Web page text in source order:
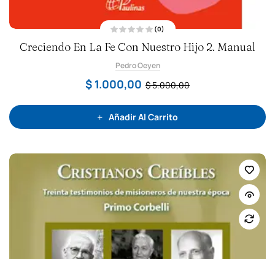
a
l
d
o
n
0
d
(0)
Creciendo En La Fe Con Nuestro Hijo 2. Manual
Pedro Oeyen
$5.000,00
$ 1.000,00
Añadir Al Carrito